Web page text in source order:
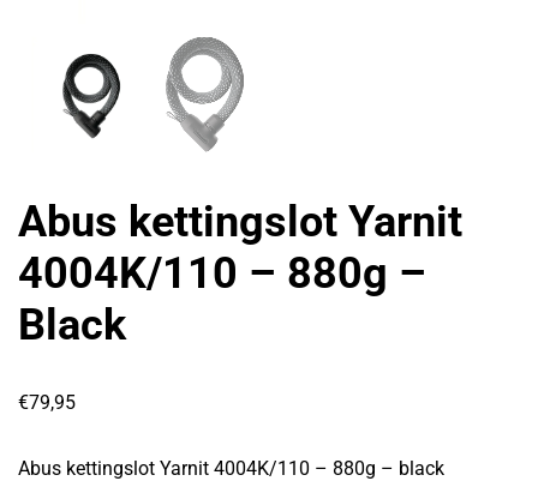
Abus kettingslot Yarnit
4004K/110 – 880g –
Black
€79,95
Abus kettingslot Yarnit 4004K/110 – 880g – black